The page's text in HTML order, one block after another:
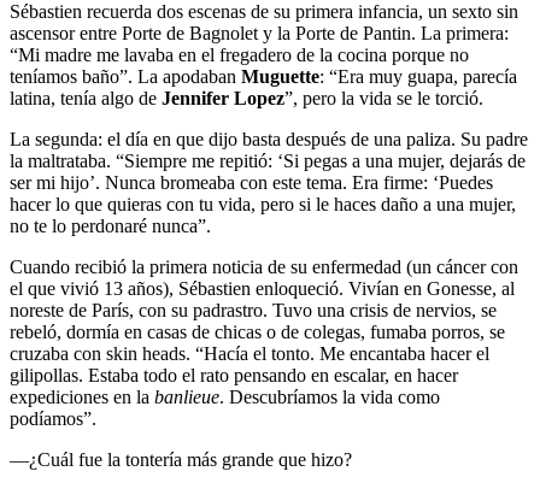
Sébastien recuerda dos escenas de su primera infancia, un sexto sin
ascensor entre Porte de Bagnolet y la Porte de Pantin. La primera:
“Mi madre me lavaba en el fregadero de la cocina porque no
teníamos baño”. La apodaban Muguette: “Era muy guapa, parecía
latina, tenía algo de Jennifer Lopez”, pero la vida se le torció.
La segunda: el día en que dijo basta después de una paliza. Su padre
la maltrataba. “Siempre me repitió: ‘Si pegas a una mujer, dejarás de
ser mi hijo’. Nunca bromeaba con este tema. Era firme: ‘Puedes
hacer lo que quieras con tu vida, pero si le haces daño a una mujer,
no te lo perdonaré nunca”.
Cuando recibió la primera noticia de su enfermedad (un cáncer con
el que vivió 13 años), Sébastien enloqueció. Vivían en Gonesse, al
noreste de París, con su padrastro. Tuvo una crisis de nervios, se
rebeló, dormía en casas de chicas o de colegas, fumaba porros, se
cruzaba con skin heads. “Hacía el tonto. Me encantaba hacer el
gilipollas. Estaba todo el rato pensando en escalar, en hacer
expediciones en la banlieue. Descubríamos la vida como
podíamos”.
—¿Cuál fue la tontería más grande que hizo?